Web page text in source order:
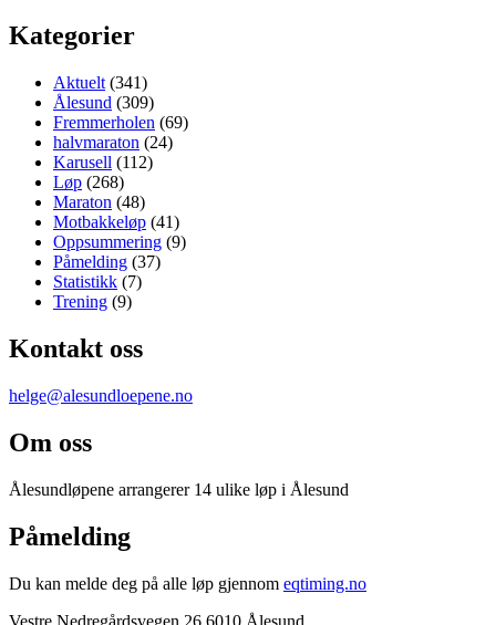
Kategorier
Aktuelt (341)
Ålesund (309)
Fremmerholen (69)
halvmaraton (24)
Karusell (112)
Løp (268)
Maraton (48)
Motbakkeløp (41)
Oppsummering (9)
Påmelding (37)
Statistikk (7)
Trening (9)
Kontakt oss
helge@alesundloepene.no
Om oss
Ålesundløpene arrangerer 14 ulike løp i Ålesund
Påmelding
Du kan melde deg på alle løp gjennom eqtiming.no
Vestre Nedregårdsvegen 26 6010 Ålesund